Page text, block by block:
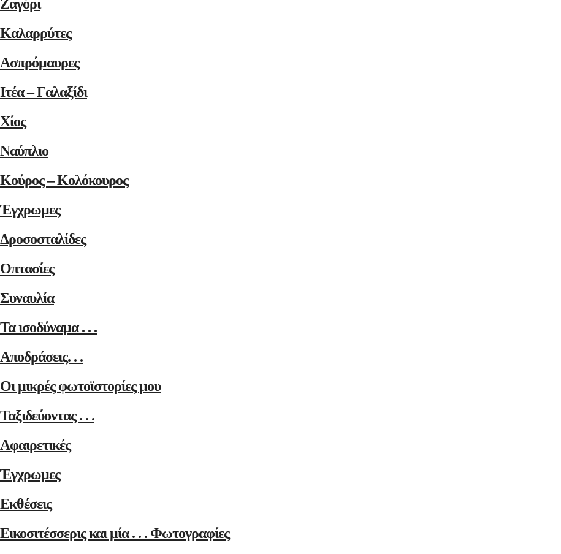
Ζαγόρι
Καλαρρύτες
Ασπρόμαυρες
Ιτέα – Γαλαξίδι
Χίος
Ναύπλιο
Κούρος – Κολόκουρος
Έγχρωμες
Δροσοσταλίδες
Οπτασίες
Συναυλία
Τα ισοδύναμα . . .
Αποδράσεις. . .
Οι μικρές φωτοϊστορίες μου
Ταξιδεύοντας . . .
Αφαιρετικές
Έγχρωμες
Εκθέσεις
Εικοσιτέσσερις και μία . . . Φωτογραφίες